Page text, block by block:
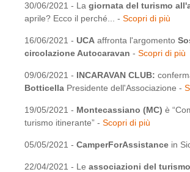
30/06/2021 - La giornata del turismo
aprile? Ecco il perché... - Scopri di più
16/06/2021 - UCA affronta l'argomento
circolazione Autocaravan - Scopri di più
09/06/2021 - INCARAVAN CLUB:
Botticella Presidente dell'Associazione -
19/05/2021 - Montecassiano (MC) è
turismo itinerante” - Scopri di più
05/05/2021 - CamperForAssistance in
22/04/2021 - Le associazioni del